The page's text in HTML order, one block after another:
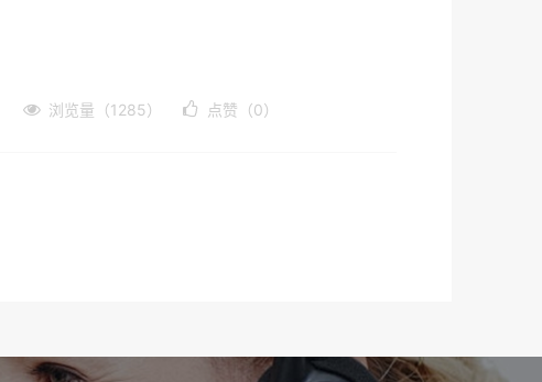
浏览量（1285） 点赞（0）